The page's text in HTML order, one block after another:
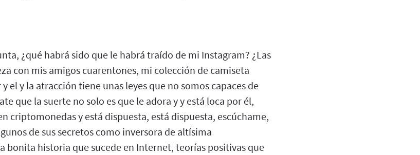
¿qué habrá sido que le habrá traído de mi Instagram? ¿Las
con mis amigos cuarentones, mi colección de camiseta
el y la atracción tiene unas leyes que no somos capaces de
que la suerte no solo es que le adora y y está loca por él,
criptomonedas y está dispuesta, está dispuesta, escúchame,
de sus secretos como inversora de altísima
bonita historia que sucede en Internet, teorías positivas que